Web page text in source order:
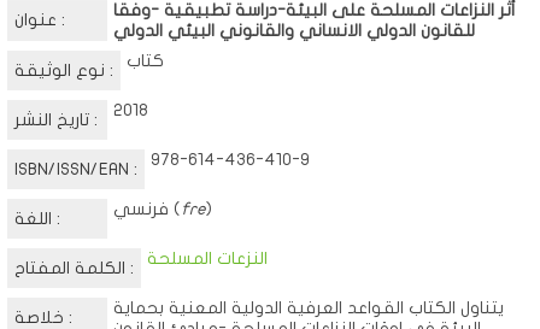
عنوان :
أثر النزاعات المسلحة على البيئة-دراسة تطبيقية -وفقا
للقانون الدولي الانساني والقانوني البيئي الدولي
نوع الوثيقة :
كتاب
تاريخ النشر :
2018
ISBN/ISSN/EAN :
978-614-436-410-9
اللغة :
فرنسي ( fre)
الكلمة المفتاح :
النزعات المسلحة
خلاصة :
يتناول الكتاب القواعد العرفية الدولية المعنية بحماية